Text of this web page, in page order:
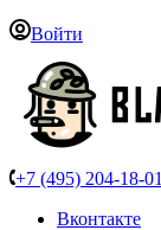
Войти
+7 (495) 204-18-01
Вконтакте